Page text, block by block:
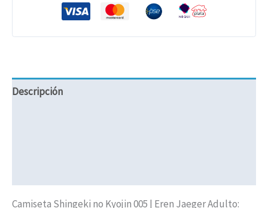
Descripción
Camiseta Shingeki no Kyojin 005 | Eren Jaeger Adulto: